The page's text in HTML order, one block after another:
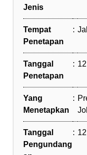
Jenis
Tempat
Penetapan
:
Tanggal
Penetapan
:
Yang
Menetapkan
:
Tanggal
Pengundang
: